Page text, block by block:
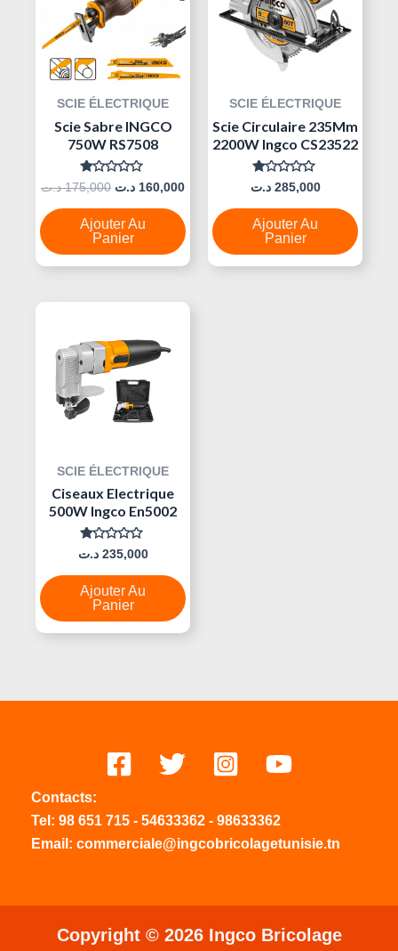
SCIE ÉLECTRIQUE
Scie Sabre INGCO
750W RS7508
Note
0
Sur
5
175,000 د.ت
175,000 د.ت.
160,000 د.ت
160,000 د.ت.
Ajouter Au
Panier
SCIE ÉLECTRIQUE
Scie Circulaire 235Mm
2200W Ingco CS23522
Note
0
Sur
5
285,000 د.ت
Ajouter Au
Panier
SCIE ÉLECTRIQUE
Ciseaux Electrique
500W Ingco En5002
Note
0
Sur
5
235,000 د.ت
Ajouter Au
Panier
Contacts:
Tel: 98 651 715 - 54633362 - 98633362
Email: commerciale@ingcobricolagetunisie.tn
Copyright © 2026 Ingco Bricolage